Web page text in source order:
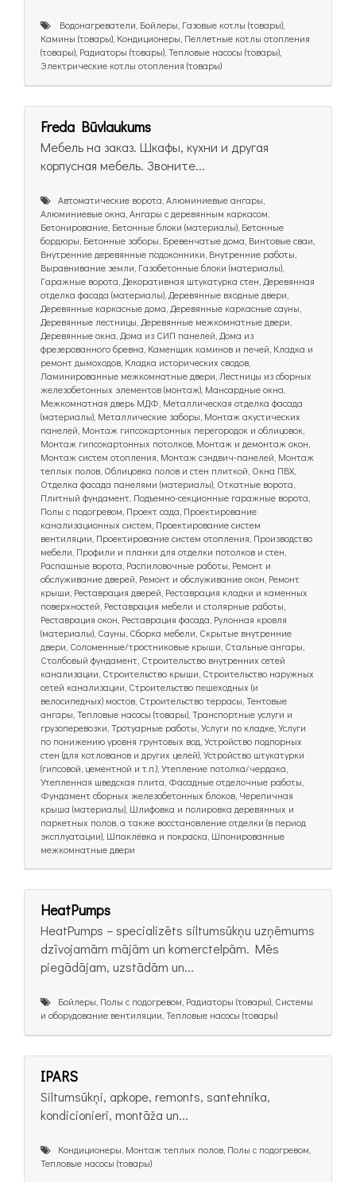
Bодонагреватели, Бойлеры, Газовые котлы (товары),
Камины (товары), Кондиционеры, Пеллетные котлы отопления
(товары), Радиаторы (товары), Тепловые насосы (товары),
Электрические котлы отопления (товары)
Freda Būvlaukums
Мебель на заказ. Шкафы, кухни и другая
корпусная мебель. Звоните...
Автоматические ворота, Алюминиевые ангары,
Алюминиевые окна, Ангары с деревянным каркасом,
Бетонирование, Бетонные блоки (материалы), Бетонные
бордюры, Бетонные заборы, Бревенчатые дома, Винтовые сваи,
Внутренние деревянные подоконники, Внутренние работы,
Выравнивание земли, Газобетонные блоки (материалы),
Гаражные ворота, Декоративная штукатурка стен, Деревянная
отделка фасада (материалы), Деревянные входные двери,
Деревянные каркасные дома, Деревянные каркасные сауны,
Деревянные лестницы, Деревянные межкомнатные двери,
Деревянные окна, Дома из СИП панелей, Дома из
фрезерованного бревна, Каменщик каминов и печей, Кладка и
ремонт дымоходов, Кладка исторических сводов,
Ламинированные межкомнатные двери, Лестницы из сборных
железобетонных элементов (монтаж), Мансардные окна,
Межкомнатная дверь МДФ, Металлическая отделка фасада
(материалы), Металлические заборы, Монтаж акустических
панелей, Монтаж гипсокартонных перегородок и облицовок,
Монтаж гипсокартонных потолков, Монтаж и демонтаж окон,
Монтаж систем отопления, Монтаж сэндвич-панелей, Монтаж
теплых полов, Облицовка полов и стен плиткой, Окна ПВХ,
Отделка фасада панелями (материалы), Откатные ворота,
Плитный фундамент, Подъемно-секционные гаражные ворота,
Полы с подогревом, Проект сада, Проектирование
канализационных систем, Проектирование систем
вентиляции, Проектирование систем отопления, Производство
мебели, Профили и планки для отделки потолков и стен,
Распашные ворота, Распиловочные работы, Ремонт и
обслуживание дверей, Ремонт и обслуживание окон, Ремонт
крыши, Реставрация дверей, Реставрация кладки и каменных
поверхностей, Реставрация мебели и столярные работы,
Реставрация окон, Реставрация фасада, Рулонная кровля
(материалы), Сауны, Сборка мебели, Скрытые внутренние
двери, Соломенные/тростниковые крыши, Стальные ангары,
Столбовый фундамент, Строительство внутренних сетей
канализации, Строительство крыши, Строительство наружных
сетей канализации, Строительство пешеходных (и
велосипедных) мостов, Строительство террасы, Тентовые
ангары, Тепловые насосы (товары), Транспортные услуги и
грузоперевозки, Тротуарные работы, Услуги по кладке, Услуги
по понижению уровня грунтовых вод, Устройство подпорных
стен (для котлованов и других целей), Устройство штукатурки
(гипсовой, цементной и т.п.), Утепление потолка/чердака,
Утепленная шведская плита, Фасадные отделочные работы,
Фундамент сборных железобетонных блоков, Черепичная
крыша (материалы), Шлифовка и полировка деревянных и
паркетных полов, а также восстановление отделки (в период
эксплуатации), Шпаклёвка и покраска, Шпонированные
межкомнатные двери
HeatPumps
HeatPumps – specializēts siltumsūkņu uzņēmums
dzīvojamām mājām un komerctelpām. Mēs
piegādājam, uzstādām un...
Бойлеры, Полы с подогревом, Радиаторы (товары), Системы
и оборудование вентиляции, Тепловые насосы (товары)
IPARS
Siltumsūkņi, apkope, remonts, santehnika,
kondicionieri, montāža un...
Кондиционеры, Монтаж теплых полов, Полы с подогревом,
Тепловые насосы (товары)